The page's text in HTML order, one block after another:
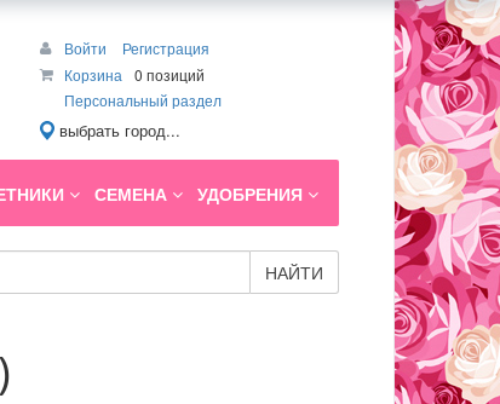
Войти
Регистрация
Корзина
0 позиций
Персональный раздел
выбрать город...
СЕМЕНА УДОБРЕНИЯ
НАЙТИ